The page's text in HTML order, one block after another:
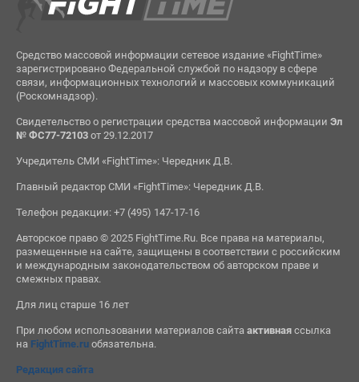
Средство массовой информации сетевое издание «FightTime»
зарегистрировано Федеральной службой по надзору в сфере
связи, информационных технологий и массовых коммуникаций
(Роскомнадзор).
Свидетельство о регистрации средства массовой информации Эл
№ ФС77-72103от 29.12.2017
Учредитель СМИ «FightTime»: Чередник Д.В.
Главный редактор СМИ «FightTime»: Чередник Д.В.
Телефон редакции: +7 (495) 147-17-16
Авторское право © 2025 FightTime.Ru. Все права на материалы,
размещенные на сайте, защищены в соответствии с российским
и международным законодательством об авторском праве и
смежных правах.
Для лиц старше 16 лет
При любом использовании материалов сайта активнаяссылка
на FightTime.ruобязательна.
Редакция сайта